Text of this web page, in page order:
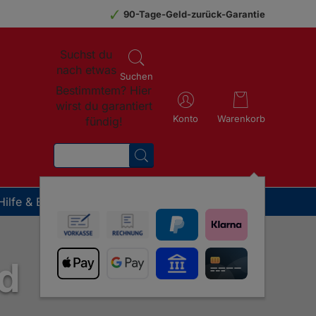
90-Tage-Geld-zurück-Garantie
Suchen
Suchst du
nach etwas
Bestimmtem? Hier
wirst du garantiert
fündig!
SUCHEN
Konto Warenkorb
Weitere Tiere
auf die GladiatorPLUS Milieufütterung
erklärt: Heilpraktiker und Tierärzte geben
für die Fütterung und
& Beratung